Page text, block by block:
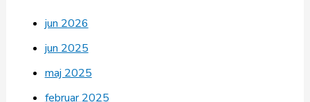
jun 2026
jun 2025
maj 2025
februar 2025